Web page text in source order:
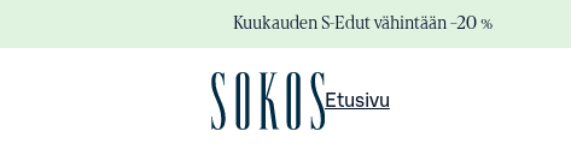
Kuukauden S-Edut vähintään –20 %
Etusivu